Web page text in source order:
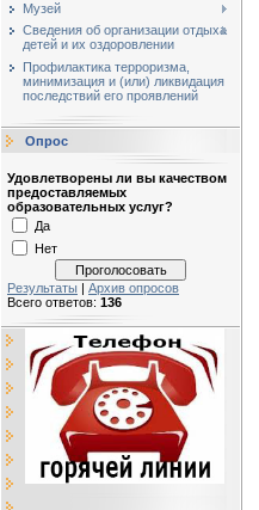
Музей
Сведения об организации отдыха
детей и их оздоровлении
Профилактика терроризма,
минимизация и (или) ликвидация
последствий его проявлений
Опрос
Удовлетворены ли вы качеством
предоставляемых
образовательных услуг?
Да
Нет
Результаты | Архив опросов
Всего ответов: 136